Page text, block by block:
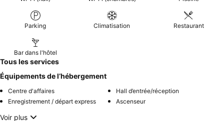
Parking Climatisation Restaurant
Bar dans l'hôtel
Tous les services
Équipements de l’hébergement
Centre d'affaires
Hall d’entrée/réception
Enregistrement / départ express
Ascenseur
Voir plus